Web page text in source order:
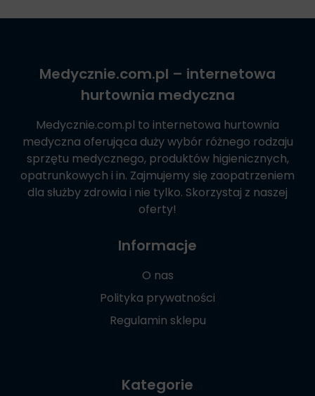
Medycznie.com.pl – internetowa
hurtownia medyczna
Medycznie.com.pl to internetowa hurtownia
medyczna oferująca duży wybór różnego rodzaju
sprzętu medycznego, produktów higienicznych,
opatrunkowych i in. Zajmujemy się zaopatrzeniem
dla służby zdrowia i nie tylko. Skorzystaj z naszej
oferty!
Informacje
O nas
Polityka prywatności
Regulamin sklepu
Kategorie